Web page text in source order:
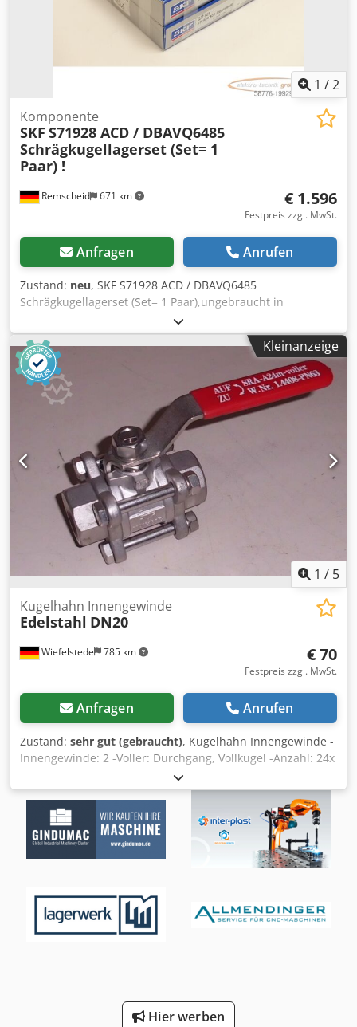
1 /2
Remscheid 671 km
Komponente
SKF S71928 ACD / DBAVQ6485
Schrägkugellagerset (Set= 1
Paar) !
€ 1.596
Festpreis zzgl. MwSt.
Anfragen Anrufen
Zustand: neu, SKF S71928 ACD / DBAVQ6485
Schrägkugellagerset (Set= 1 Paar),ungebraucht in
Originalverpackung, 100% funktionsfähig, Lieferumfang
gem. Fotos Dcsdpfxexah Ado Agxjk
Kleinanzeige
1 / 5
Wiefelstede 785 km
Kugelhahn Innengewinde
Edelstahl DN20
€ 70
Festpreis zzgl. MwSt.
Anfragen Anrufen
Zustand: sehr gut (gebraucht), Kugelhahn Innengewinde -
Innengewinde: 2 -Voller: Durchgang, Vollkugel -Anzahl: 24x
Vorhanden Dcodpfx Aeb A Sa Ujgxsk -Preis: pro Stück -
Gewicht: 1 kg/Stück
Hier werben